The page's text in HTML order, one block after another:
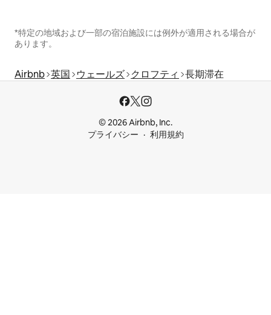
*特定の地域および一部の宿泊施設には例外が適用される場合が
あります。
Airbnb 英国 ウェールズ クロフティ 長期滞在
© 2026 Airbnb, Inc.
プライバシー
利用規約